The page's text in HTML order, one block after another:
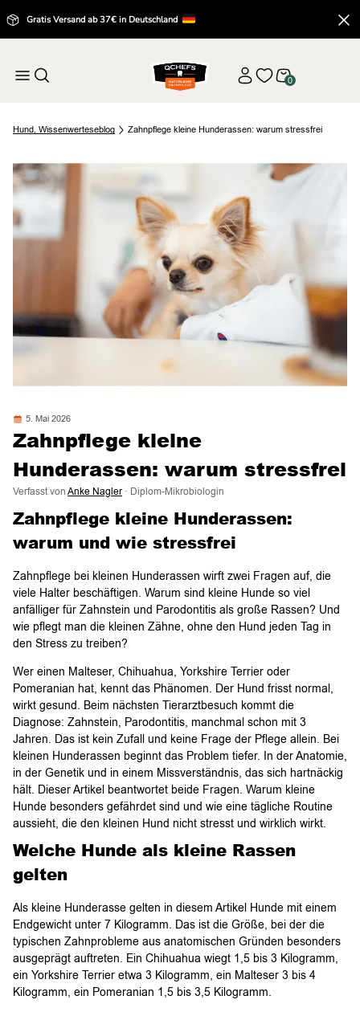
Gratis Versand ab 37€ in Deutschland
0
Hund, Wissenwerteseblog Zahnpflege kleine Hunderassen: warum stressfrei
5. Mai 2026
Zahnpflege kleine
Hunderassen: warum stressfrei
Verfasst vonAnke Nagler · Diplom-Mikrobiologin
Zahnpflege kleine Hunderassen:
warum und wie stressfrei
Zahnpflege bei kleinen Hunderassen wirft zwei Fragen auf, die
viele Halter beschäftigen. Warum sind kleine Hunde so viel
anfälliger für Zahnstein und Parodontitis als große Rassen? Und
wie pflegt man die kleinen Zähne, ohne den Hund jeden Tag in
den Stress zu treiben?
Wer einen Malteser, Chihuahua, Yorkshire Terrier oder
Pomeranian hat, kennt das Phänomen. Der Hund frisst normal,
wirkt gesund. Beim nächsten Tierarztbesuch kommt die
Diagnose: Zahnstein, Parodontitis, manchmal schon mit 3
Jahren. Das ist kein Zufall und keine Frage der Pflege allein. Bei
kleinen Hunderassen beginnt das Problem tiefer. In der Anatomie,
in der Genetik und in einem Missverständnis, das sich hartnäckig
hält. Dieser Artikel beantwortet beide Fragen. Warum kleine
Hunde besonders gefährdet sind und wie eine tägliche Routine
aussieht, die den kleinen Hund nicht stresst und wirklich wirkt.
Welche Hunde als kleine Rassen
gelten
Als kleine Hunderasse gelten in diesem Artikel Hunde mit einem
Endgewicht unter 7 Kilogramm. Das ist die Größe, bei der die
typischen Zahnprobleme aus anatomischen Gründen besonders
ausgeprägt auftreten. Ein Chihuahua wiegt 1,5 bis 3 Kilogramm,
ein Yorkshire Terrier etwa 3 Kilogramm, ein Malteser 3 bis 4
Kilogramm, ein Pomeranian 1,5 bis 3,5 Kilogramm.